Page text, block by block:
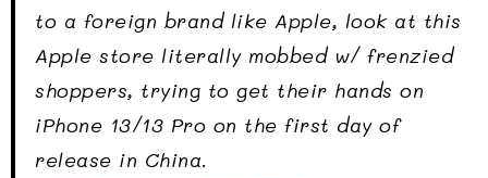
to a foreign brand like Apple, look at this
Apple store literally mobbed w/ frenzied
shoppers, trying to get their hands on
iPhone 13/13 Pro on the first day of
release in China.